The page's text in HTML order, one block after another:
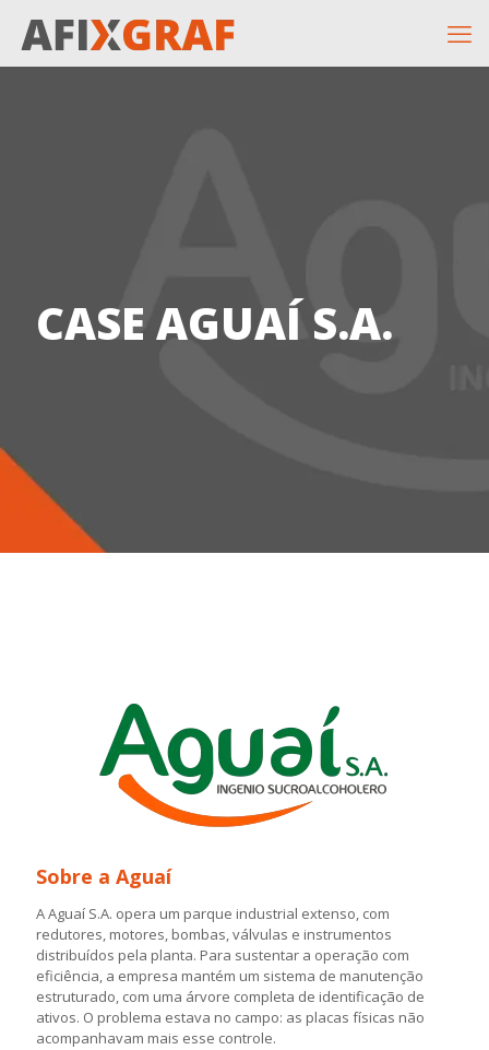
CASE AGUAÍ S.A.
Sobre a Aguaí
A Aguaí S.A. opera um parque industrial extenso, com
redutores, motores, bombas, válvulas e instrumentos
distribuídos pela planta. Para sustentar a operação com
eficiência, a empresa mantém um sistema de manutenção
estruturado, com uma árvore completa de identificação de
ativos. O problema estava no campo: as placas físicas não
acompanhavam mais esse controle.